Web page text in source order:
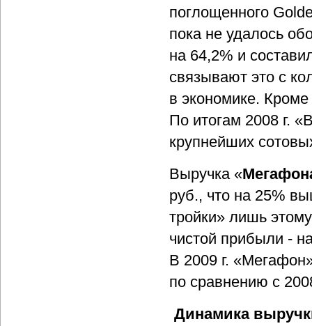
поглощенного
пока не удалось
на 64,2% и
связывают это с
в экономике. Кроме
По итогам 2008 г.
крупнейших
Выручка «
руб., что на 25%
тройки» лишь
чистой прибыли -
В 2009 г.
по сравнению с
Динамика